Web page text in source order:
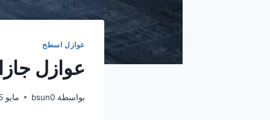
عوازل اسطح
عوازل
بواسطة bsun0 مايو 5, 2026